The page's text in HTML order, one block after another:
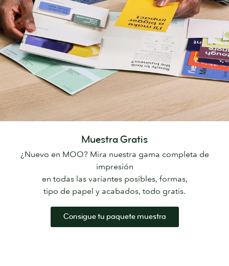
Muestra Gratis
¿Nuevo en MOO? Mira nuestra gama completa de
impresión
en todas las variantes posibles, formas,
tipo de papel y acabados, todo gratis.
Consigue tu paquete muestra